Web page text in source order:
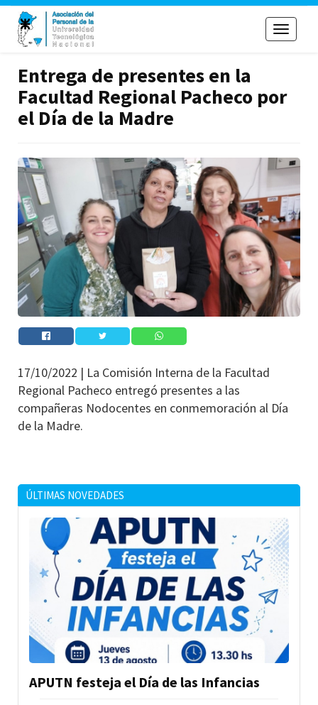
Toggle
Entrega de presentes en la
Facultad Regional Pacheco por
el Día de la Madre
17/10/2022 | La Comisión Interna de la Facultad
Regional Pacheco entregó presentes a las
compañeras Nodocentes en conmemoración al Día
de la Madre.
ÚLTIMAS NOVEDADES
APUTN festeja el Día de las Infancias